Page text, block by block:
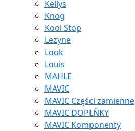
Kellys
Knog
Kool Stop
Lezyne
Look
Louis
MAHLE
MAVIC
MAVIC Części zamienne
MAVIC DOPLŇKY
MAVIC Komponenty